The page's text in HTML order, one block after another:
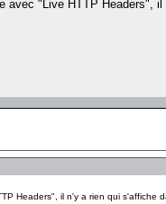
"Live HTTP Headers",
Headers", il n'y a rien qui s'affiche